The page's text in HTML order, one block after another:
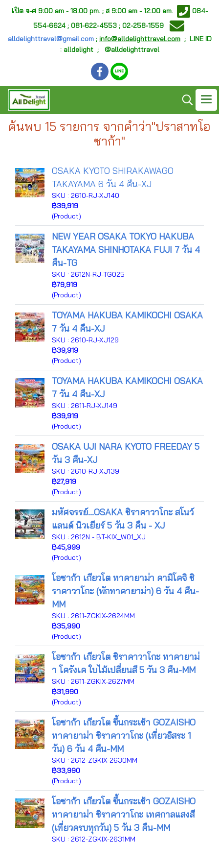
เปิด จ-ศ 9:00 am - 18:00 pm. ; ส 9:00 am - 12:00 am.
084-
554-6624 ; 081-622-4553 ; 02-258-1559
alldelighttravel@gmail.com; info@alldelighttravel.com; LINE ID
: alldelight ; @alldelighttravel
ค้นพบ 15 รายการ จากคำว่า"ปราสาทโอ
ซาก้า"
OSAKA KYOTO SHIRAKAWAGO
TAKAYAMA 6 วัน 4 คืน-XJ
SKU : 2610-RJ-XJ140
฿39,919
(Product)
NEW YEAR OSAKA TOKYO HAKUBA
TAKAYAMA SHINHOTAKA FUJI 7 วัน 4
คืน-TG
SKU : 2612N-RJ-TG025
฿79,919
(Product)
TOYAMA HAKUBA KAMIKOCHI OSAKA
7 วัน 4 คืน-XJ
SKU : 2610-RJ-XJ129
฿39,919
(Product)
TOYAMA HAKUBA KAMIKOCHI OSAKA
7 วัน 4 คืน-XJ
SKU : 2611-RJ-XJ149
฿39,919
(Product)
OSAKA UJI NARA KYOTO FREEDAY 5
วัน 3 คืน-XJ
SKU : 2610-RJ-XJ139
฿27,919
(Product)
มหัศจรรย์…OSAKA ชิราคาวาโกะ สโนว์
แลนด์ นิวเยียร์ 5 วัน 3 คืน - XJ
SKU : 2612N - BT-KIX_W01_XJ
฿45,999
(Product)
โอซาก้า เกียวโต ทาคายาม่า คามิโคจิ ชิ
ราคาวาโกะ (พักทาคายาม่า) 6 วัน 4 คืน-
MM
SKU : 2611-ZGKIX-2624MM
฿35,990
(Product)
โอซาก้า เกียวโต ชิราคาวาโกะ ทาคายาม่
า โครังเค ใบไม้เปลี่ยนสี 5 วัน 3 คืน-MM
SKU : 2611-ZGKIX-2627MM
฿31,990
(Product)
โอซาก้า เกียวโต ขึ้นกระเช้า GOZAISHO
ทาคายาม่า ชิราคาวาโกะ (เที่ยวอิสระ 1
วัน) 6 วัน 4 คืน-MM
SKU : 2612-ZGKIX-2630MM
฿33,990
(Product)
โอซาก้า เกียวโต ขึ้นกระเช้า GOZAISHO
ทาคายาม่า ชิราคาวาโกะ เทศกาลแสงสี
(เที่ยวครบทุกวัน) 5 วัน 3 คืน-MM
SKU : 2612-ZGKIX-2631MM